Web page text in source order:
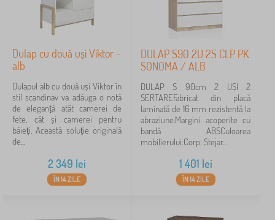
Dulap cu două uși Viktor -
alb
Dulapul alb cu două uși Viktor în
stil scandinav va adăuga o notă
de eleganță atât camerei de
fete, cât și camerei pentru
băieți. Această soluție originală
de...
2 349 lei
ÎN 14 ZILE
DULAP S90 2U 2S CLP PK
SONOMA / ALB
DULAP S 90cm 2 UȘI 2
SERTAREFabricat din placă
laminată de 16 mm rezistentă la
abraziune.Margini acoperite cu
bandă ABSCuloarea
mobilierului:Corp: Stejar...
1 401 lei
ÎN 14 ZILE